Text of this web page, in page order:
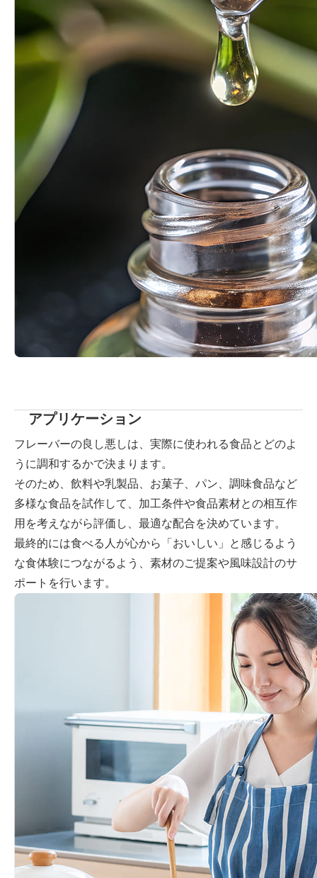
アプリケーション
フレーバーの良し悪しは、実際に使われる食品とどのよ
うに調和するかで決まります。
そのため、飲料や乳製品、お菓子、パン、調味食品など
多様な食品を試作して、加工条件や食品素材との相互作
用を考えながら評価し、最適な配合を決めています。
最終的には食べる人が心から「おいしい」と感じるよう
な食体験につながるよう、素材のご提案や風味設計のサ
ポートを行います。